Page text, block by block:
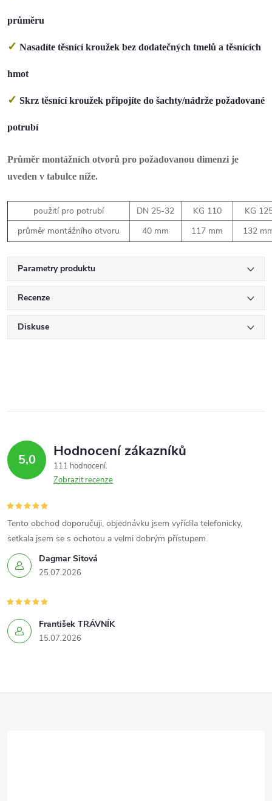
průměru
✓ Nasadíte těsnící kroužek bez dodatečných tmelů a těsnících
hmot
✓ Skrz těsnící kroužek připojíte do šachty/nádrže požadované
potrubí
Průměr montážních otvorů pro požadovanou dimenzi je
uveden v tabulce níže.
použití pro potrubí DN 25-32 KG 110
KG
průměr montážního otvoru
40 mm 117 mm 132
Parametry produktu
Recenze
Diskuse
5,0 Hodnocení zákazníků
111 hodnocení
Zobrazit recenze
Dagmar Sitová
25.07.2026
Tento obchod doporučuji, objednávku jsem vyřídila telefonicky,
setkala jsem se s ochotou a velmi dobrým přístupem.
František TRÁVNÍK
15.07.2026